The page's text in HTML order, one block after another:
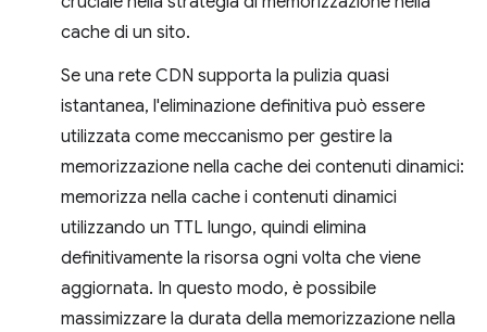
cache di un sito.
Se una rete CDN supporta la pulizia quasi
istantanea, l'eliminazione definitiva può essere
utilizzata come meccanismo per gestire la
memorizzazione nella cache dei contenuti dinamici:
memorizza nella cache i contenuti dinamici
utilizzando un TTL lungo, quindi elimina
definitivamente la risorsa ogni volta che viene
aggiornata. In questo modo, è possibile
massimizzare la durata della memorizzazione nella